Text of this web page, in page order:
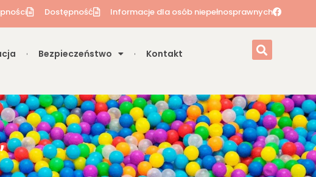
Dostępność Informacje dla osób niepełnosprawnych
Bezpieczeństwo Kontakt